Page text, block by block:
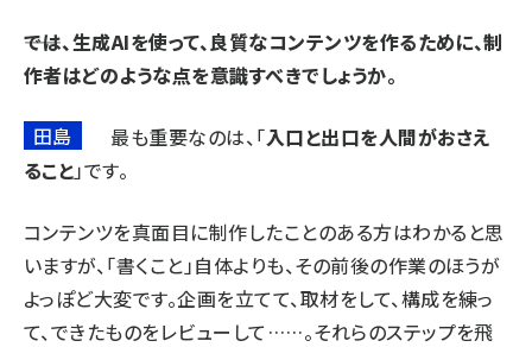
――では、生成AIを使って、良質なコンテンツを作るために、制
作者はどのような点を意識すべきでしょうか。
田島 最も重要なのは、「入口と出口を人間がおさえ
ること」です。
コンテンツを真面目に制作したことのある方はわかると思
いますが、「書くこと」自体よりも、その前後の作業のほうが
よっぽど大変です。企画を立てて、取材をして、構成を練っ
て、できたものをレビューして……。それらのステップを飛